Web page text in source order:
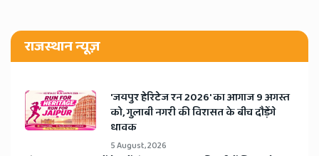
राजस्थान न्यूज़
​'जयपुर हेरिटेज रन 2026' का आगाज 9 अगस्त
को, गुलाबी नगरी की विरासत के बीच दौड़ेंगे
धावक
5 August, 2026